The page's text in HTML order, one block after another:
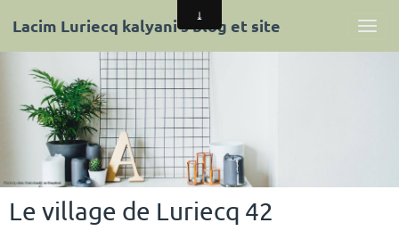
Lacim Luriecq kalyani's blog et site
Le village de Luriecq 42